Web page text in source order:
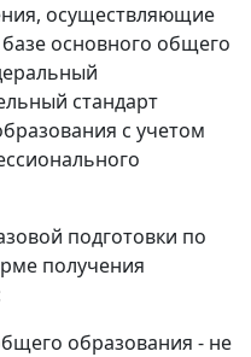
осуществляющие
основного общего
стандарт
с учетом
подготовки по
получения
образования - не